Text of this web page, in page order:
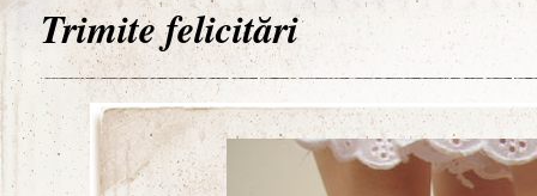
Trimite felicitări